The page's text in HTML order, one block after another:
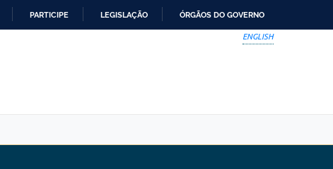
PARTICIPE LEGISLAÇÃO ÓRGÃOS DO GOVERNO
ENGLISH